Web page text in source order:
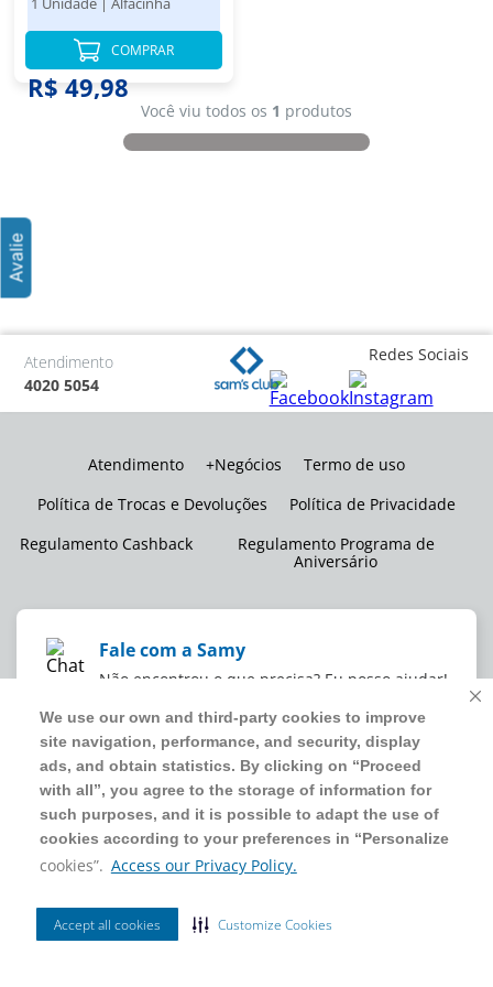
We use our own and third-party cookies to improve
site navigation, performance, and security, display
ads, and obtain statistics. By clicking on “Proceed
with all”, you agree to the storage of information for
such purposes, and it is possible to adapt the use of
cookies according to your preferences in “Personalize
cookies”. Access our Privacy Policy.
Accept all cookies Customize Cookies
We use our own and third-party cookies to improve
site navigation, performance, and security, display
ads, and obtain statistics. By clicking on “Proceed
with all”, you agree to the storage of information for
such purposes, and it is possible to adapt the use of
cookies according to your preferences in “Personalize
cookies”. Access our Privacy Policy.
Accept all cookies Customize Cookies
R$ 49,98
COMPRAR
Você viu todos os 1 produtos
Atendimento
4020 5054
Redes Sociais
Atendimento +Negócios
Termo de uso
Política de Trocas e Devoluções
Política de Privacidade
Regulamento Cashback
Regulamento Programa de
Aniversário
Fale com a Samy
Não encontrou o que precisa? Eu posso ajudar!
WMB SUPERMERCADOS DO BRASIL LTDA
CNPJ sob o nº
00.063.960/0001-09
sediada na Av. Tucunaré, nº
125, Barueri, SP, CEP 06460-020
4020 5054
2024 Sam's Club | Todos os direitos reservados.